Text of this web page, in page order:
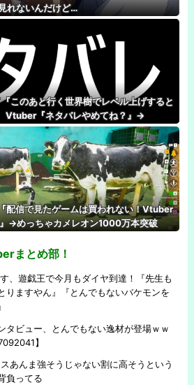
見れないんだけど…
『このあと行く世界樹でレベル上げすると
Vtuber『ネタバレやめてね？』→
配信で見たゲームは買われない！Vtuber
→めっちゃカメレオン1000万本突破
まとめ部！
、遊戯王で今月もダイヤ到達！『先生も
りますやん』『とんでもないバケモンを
タビュー、とんでもない逸材が登場ｗｗ
】
スあんま強そうじゃない割に高そうという
負ってる